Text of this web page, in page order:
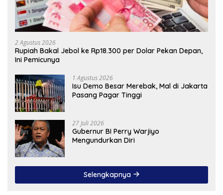
2 Agustus 2026
Rupiah Bakal Jebol ke Rp18.300 per Dolar Pekan Depan,
Ini Pemicunya
1 Agustus 2026
Isu Demo Besar Merebak, Mal di Jakarta
Pasang Pagar Tinggi
27 Juli 2026
Gubernur BI Perry Warjiyo
Mengundurkan Diri
Selengkapnya